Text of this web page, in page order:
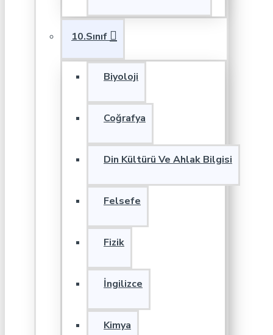
10.Sınıf
Biyoloji
Coğrafya
Din Kültürü Ve Ahlak Bilgisi
Felsefe
Fizik
İngilizce
Kimya